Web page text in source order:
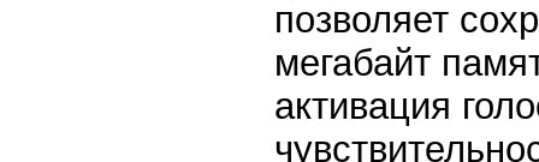
позволяет
мегабайт
активация